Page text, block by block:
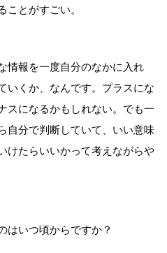
とがすごい。
情報を一度自分のなかに入れ
いくか、なんです。プラスにな
スになるかもしれない。でも一
自分で判断していて、いい意味
けたらいいかって考えながらや
はいつ頃からですか？